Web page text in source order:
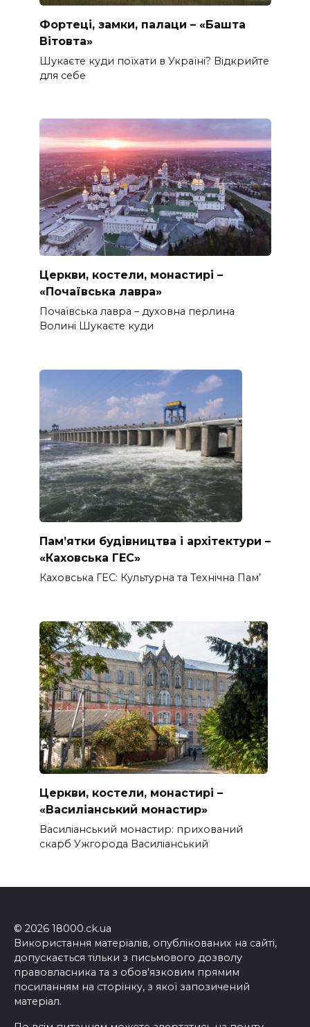
Фортеці, замки, палаци – «Башта
Вітовта»
Шукаєте куди поїхати в Україні? Відкрийте
для себе
Церкви, костели, монастирі –
«Почаївська лавра»
Почаївська лавра – духовна перлина
Волині Шукаєте куди
Пам’ятки будівництва і архітектури –
«Каховська ГЕС»
Каховська ГЕС: Культурна та Технічна Пам’
Церкви, костели, монастирі –
«Василіанський монастир»
Василіанський монастир: прихований
скарб Ужгорода Василіанський
© 2026 18000.ck.ua
Використання матеріалів, опублікованих на сайті,
допускається тільки з письмового дозволу
правовласника та з обов'язковим прямим
посиланням на сторінку, з якої запозичений
матеріал.